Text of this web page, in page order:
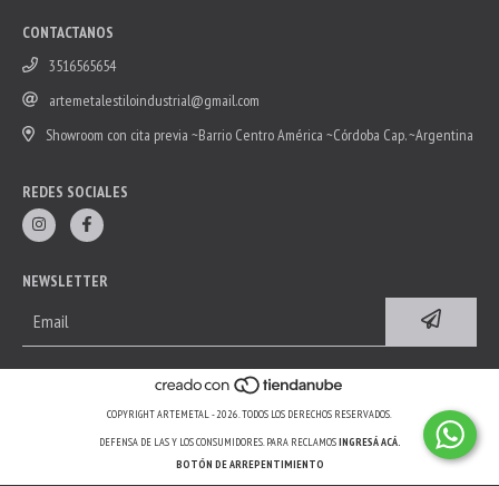
CONTACTANOS
3516565654
artemetalestiloindustrial@gmail.com
Showroom con cita previa ~Barrio Centro América ~Córdoba Cap. ~Argentina
REDES SOCIALES
NEWSLETTER
COPYRIGHT ARTEMETAL - 2026. TODOS LOS DERECHOS RESERVADOS.
DEFENSA DE LAS Y LOS CONSUMIDORES. PARA RECLAMOSINGRESÁ ACÁ.
BOTÓN DE ARREPENTIMIENTO